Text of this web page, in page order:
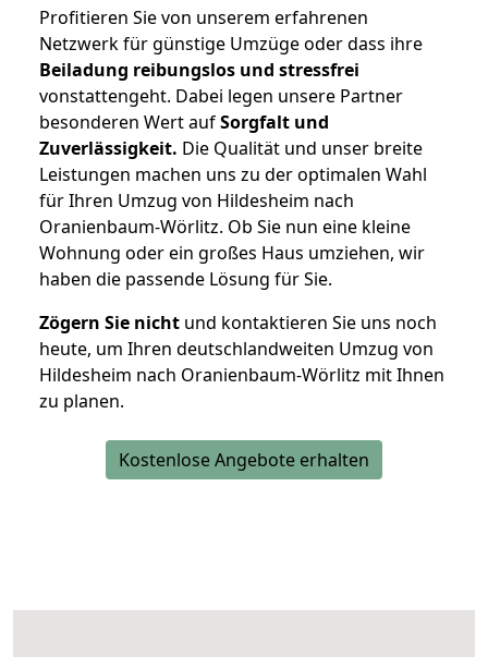
Profitieren Sie von unserem erfahrenen
Netzwerk für günstige Umzüge oder dass ihre
Beiladung reibungslos und stressfrei
vonstattengeht. Dabei legen unsere Partner
besonderen Wert aufSorgfalt und
Zuverlässigkeit. Die Qualität und unser breite
Leistungen machen uns zu der optimalen Wahl
für Ihren Umzug von Hildesheim nach
Oranienbaum-Wörlitz. Ob Sie nun eine kleine
Wohnung oder ein großes Haus umziehen, wir
haben die passende Lösung für Sie.
Zögern Sie nicht und kontaktieren Sie uns noch
heute, um Ihren deutschlandweiten Umzug von
Hildesheim nach Oranienbaum-Wörlitz mit Ihnen
zu planen.
Kostenlose Angebote erhalten